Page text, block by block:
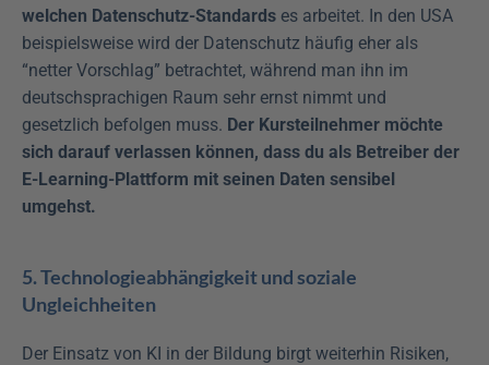
welchen Datenschutz-Standards es arbeitet. In den USA
beispielsweise wird der Datenschutz häufig eher als
“netter Vorschlag” betrachtet, während man ihn im
deutschsprachigen Raum sehr ernst nimmt und
gesetzlich befolgen muss. Der Kursteilnehmer möchte
sich darauf verlassen können, dass du als Betreiber der
E-Learning-Plattform mit seinen Daten sensibel
umgehst.
5. Technologieabhängigkeit und soziale
Ungleichheiten
Der Einsatz von KI in der Bildung birgt weiterhin Risiken,